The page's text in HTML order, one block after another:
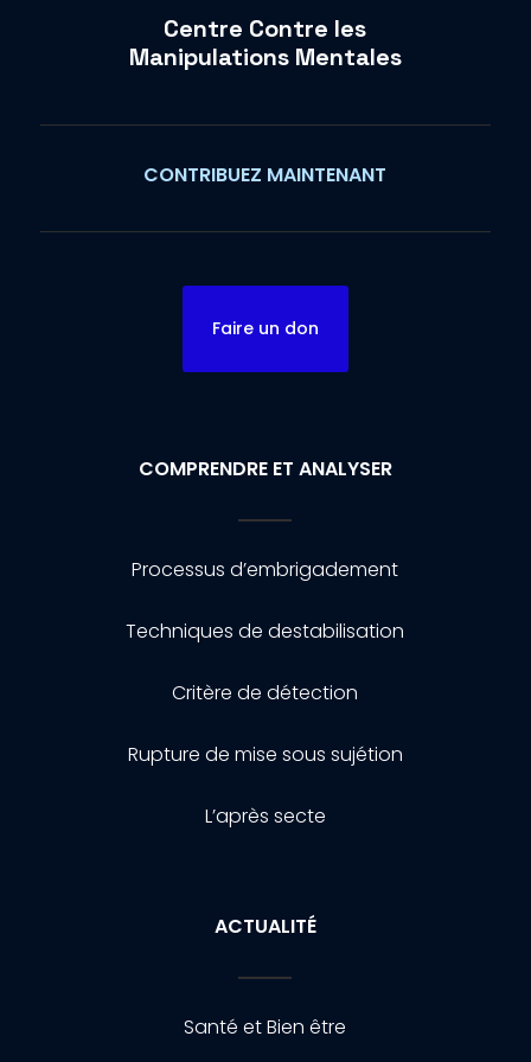
Centre Contre les
Manipulations Mentales
CONTRIBUEZ MAINTENANT
Faire un don
COMPRENDRE ET ANALYSER
Processus d’embrigadement
Techniques de destabilisation
Critère de détection
Rupture de mise sous sujétion
L’après secte
ACTUALITÉ
Santé et Bien être